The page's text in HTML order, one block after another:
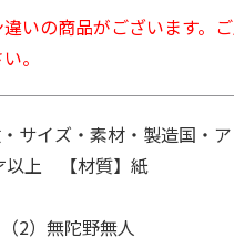
いの商品がございます。
。
サイズ・素材・製造国・
以上 【材質】紙
2）無陀野無人